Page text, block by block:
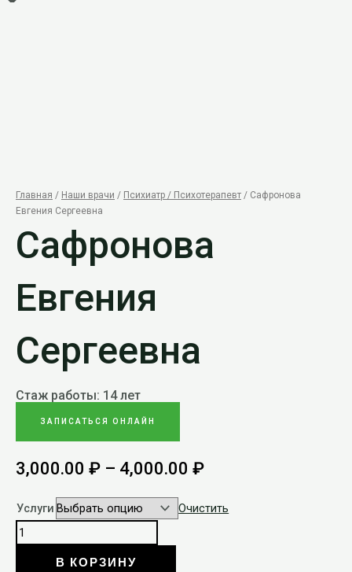
Главная / Наши врачи / Психиатр / Психотерапевт / Сафронова
Евгения Сергеевна
Сафронова
Евгения
Сергеевна
Стаж работы: 14 лет
ЗАПИСАТЬСЯ ОНЛАЙН
3,000.00 ₽ – 4,000.00 ₽
Услуги Очистить
В КОРЗИНУ